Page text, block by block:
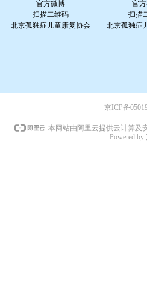
官方微博
扫描二维码
北京孤独症儿童康复协会
官
扫描
北京孤独症
京ICP备
本网站由阿里云提供云计算及
Powered by